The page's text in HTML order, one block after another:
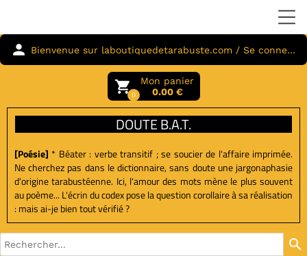
person Bienvenue sur laboutiquedetarabuste.com / Se connecter
local_grocery_store0
Mon panier
0.00 €
DOUTE B.A.T.
[Poésie] * Béater : verbe transitif ; se soucier de l'affaire imprimée.
Ne cherchez pas dans le dictionnaire, sans doute une jargonaphasie
d'origine tarabustéenne. Ici, l'amour des mots mène le plus souvent
au poème... L'écrin du codex pose la question corollaire à sa réalisation
: mais ai-je bien tout vérifié ?
search